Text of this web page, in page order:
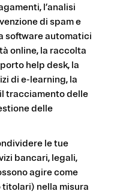
l’analisi
di spam e
software automatici
online, la raccolta
help desk, la
di e-learning, la
tracciamento delle
delle
le tue
bancari, legali,
agire come
nella misura